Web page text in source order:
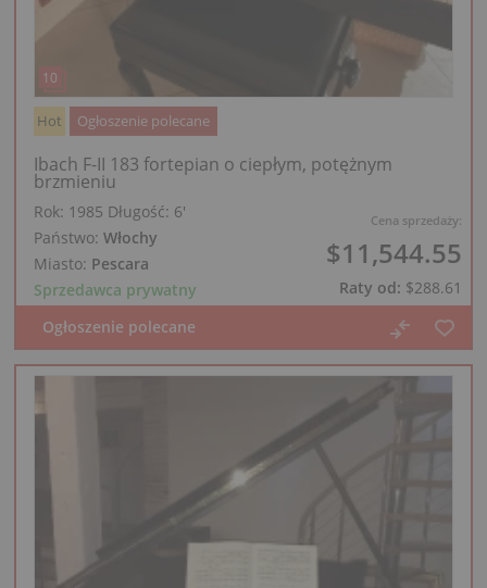
Cena sprzedaży:
$11,544.55
Raty od: $288.61
Hot Ogłoszenie polecane
Ibach F-II 183 fortepian o ciepłym, potężnym
brzmieniu
Rok: 1985 Długość: 6′
Państwo: Włochy
Miasto: Pescara
Sprzedawca prywatny